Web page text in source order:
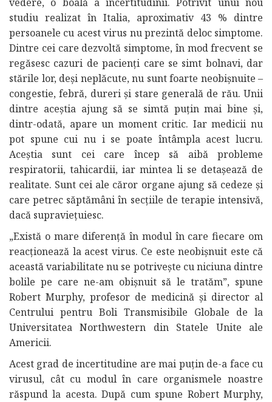
studiu realizat în Italia, aproximativ 43 % dintre
persoanele cu acest virus nu prezintă deloc simptome.
Dintre cei care dezvoltă simptome, în mod frecvent se
regăsesc cazuri de pacienți care se simt bolnavi, dar
stările lor, deși neplăcute, nu sunt foarte neobișnuite –
congestie, febră, dureri și stare generală de rău. Unii
dintre aceștia ajung să se simtă puțin mai bine și,
dintr-odată, apare un moment critic. Iar medicii nu
pot spune cui nu i se poate întâmpla acest lucru.
Aceștia sunt cei care încep să aibă probleme
respiratorii, tahicardii, iar mintea li se detașează de
realitate. Sunt cei ale căror organe ajung să cedeze și
care petrec săptămâni în secțiile de terapie intensivă,
dacă supraviețuiesc.
„Există o mare diferență în modul în care fiecare om
reacționează la acest virus. Ce este neobișnuit este că
această variabilitate nu se potrivește cu niciuna dintre
bolile pe care ne-am obișnuit să le tratăm”, spune
Robert Murphy, profesor de medicină și director al
Centrului pentru Boli Transmisibile Globale de la
Universitatea Northwestern din Statele Unite ale
Americii.
Acest grad de incertitudine are mai puțin de-a face cu
virusul, cât cu modul în care organismele noastre
răspund la acesta. După cum spune Robert Murphy,